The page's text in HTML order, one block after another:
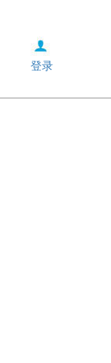
登录